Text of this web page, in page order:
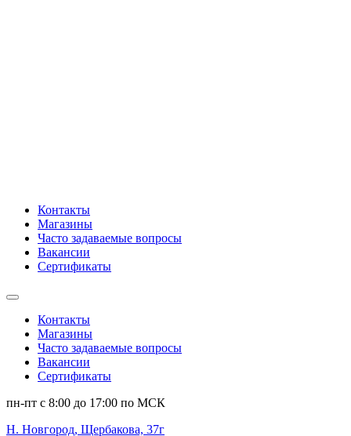
Контакты
Магазины
Часто задаваемые вопросы
Вакансии
Сертификаты
Контакты
Магазины
Часто задаваемые вопросы
Вакансии
Сертификаты
пн-пт c 8:00 до 17:00 по МСК
Н. Новгород, Щербакова, 37г